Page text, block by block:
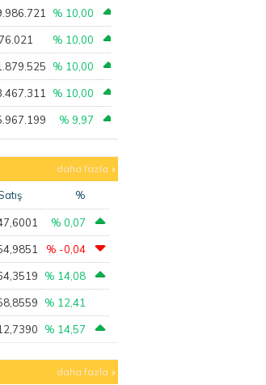
% 10,00
% 10,00
% 10,00
% 10,00
% 9,97
daha fazla
%
% 0,07
% -0,04
% 14,08
% 12,41
% 14,57
daha fazla